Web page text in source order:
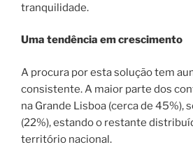
tranquilidade.
Uma tendência em crescimento
A procura por esta solução tem
consistente. A maior parte dos
na Grande Lisboa (cerca de 45%),
(22%), estando o restante
território nacional.